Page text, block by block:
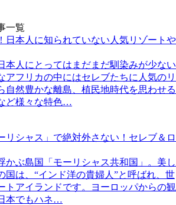
一覧
日本人に知られていない人気リゾートや
本人にとってはまだまだ馴染みが少ない
アフリカの中にはセレブたちに人気のリ
自然豊かな離島、植民地時代を思わせる
ど様々な特色…
リシャス」で絶対外さない！セレブ＆ロ
かぶ島国「モーリシャス共和国」。美し
国は、“インド洋の貴婦人”と呼ばれ、世
トアイランドです。ヨーロッパからの観
本でもハネ…